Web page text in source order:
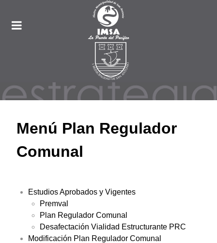
Menú Plan Regulador
Comunal
Estudios Aprobados y Vigentes
Premval
Plan Regulador Comunal
Desafectación Vialidad Estructurante PRC
Modificación Plan Regulador Comunal